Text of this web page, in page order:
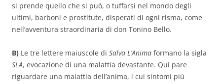
si prende quello che si può, o tuffarsi nel mondo degli
ultimi, barboni e prostitute, disperati di ogni risma, come
nell’avventura straordinaria di don Tonino Bello.
B) Le tre lettere maiuscole di Salva L’Anima formano la sigla
SLA, evocazione di una malattia devastante. Qui pare
riguardare una malattia dell’anima, i cui sintomi più